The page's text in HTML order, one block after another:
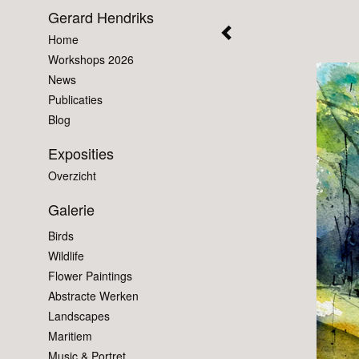
Gerard Hendriks
Home
Workshops 2026
News
Publicaties
Blog
Exposities
Overzicht
Galerie
Birds
Wildlife
Flower Paintings
Abstracte Werken
Landscapes
Maritiem